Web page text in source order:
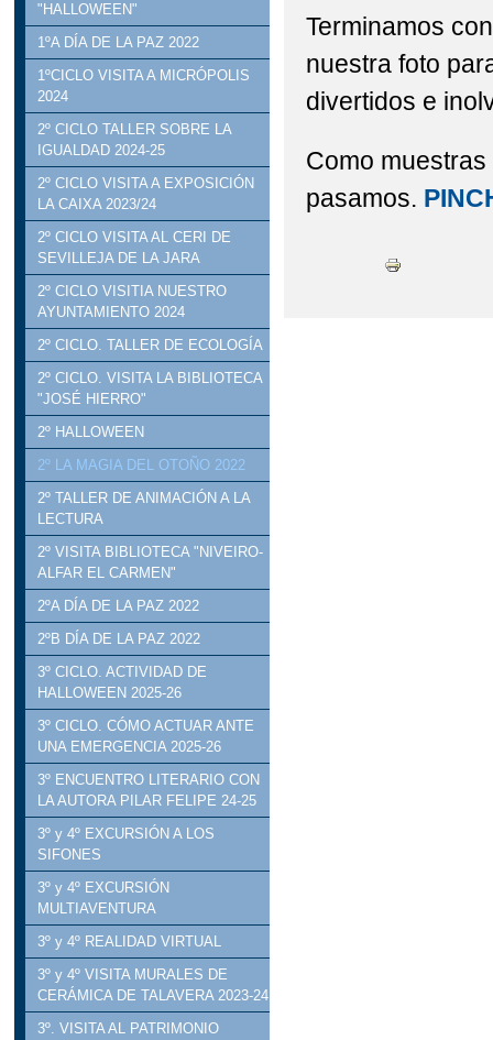
"HALLOWEEN"
1ºA DÍA DE LA PAZ 2022
1ºCICLO VISITA A MICRÓPOLIS
2024
2º CICLO TALLER SOBRE LA
IGUALDAD 2024-25
2º CICLO VISITA A EXPOSICIÓN
LA CAIXA 2023/24
2º CICLO VISITA AL CERI DE
SEVILLEJA DE LA JARA
2º CICLO VISITIA NUESTRO
AYUNTAMIENTO 2024
2º CICLO. TALLER DE ECOLOGÍA
2º CICLO. VISITA LA BIBLIOTECA
"JOSÉ HIERRO"
2º HALLOWEEN
2º LA MAGIA DEL OTOÑO 2022
2º TALLER DE ANIMACIÓN A LA
LECTURA
2º VISITA BIBLIOTECA "NIVEIRO-
ALFAR EL CARMEN"
2ºA DÍA DE LA PAZ 2022
2ºB DÍA DE LA PAZ 2022
3º CICLO. ACTIVIDAD DE
HALLOWEEN 2025-26
3º CICLO. CÓMO ACTUAR ANTE
UNA EMERGENCIA 2025-26
3º ENCUENTRO LITERARIO CON
LA AUTORA PILAR FELIPE 24-25
3º y 4º EXCURSIÓN A LOS
SIFONES
3º y 4º EXCURSIÓN
MULTIAVENTURA
3º y 4º REALIDAD VIRTUAL
3º y 4º VISITA MURALES DE
CERÁMICA DE TALAVERA 2023-24
3º. VISITA AL PATRIMONIO
Terminamos
nuestra foto
divertidos e
Como
pasamos.